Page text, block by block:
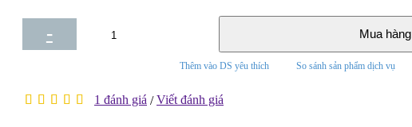
-
Mua hàng
Thêm vào DS yêu thích So sánh sản phẩm dịch vụ
1 đánh giá /Viết đánh giá